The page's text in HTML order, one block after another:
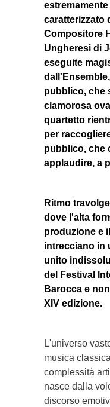
caratterizzato
Compositore
Ungheresi di
eseguite
pubblico, che
clamorosa
quartetto
per
pubblico, che
applaudire, a
Ritmo
dove l'alta
produzione e
intrecciano in
unito
del Festival
Barocca e
XIV edizione.
L'universo
musica
complessità
nasce dalla
discorso